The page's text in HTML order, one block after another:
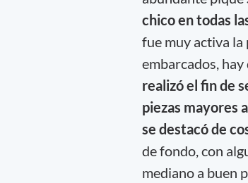
chico en todas
fue muy activa la
embarcados,
realizó el fin de
piezas mayores
se destacó de
de fondo, con
mediano a buen